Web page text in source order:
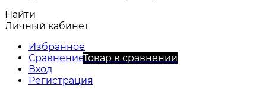
Найти
Личный кабинет
Избранное
СравнениеТовар в сравнении
Вход
Регистрация